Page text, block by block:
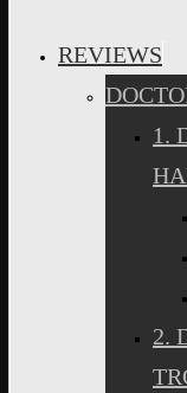
REVIEWS
1.
2.